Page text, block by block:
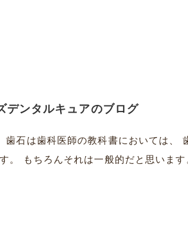
デンタルキュアのブログ
石は歯科医師の教科書においては、
。 もちろんそれは一般的だと思いま